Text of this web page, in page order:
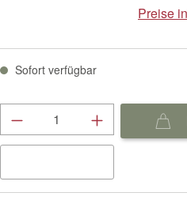
Preise
Sofort verfügbar
Produkt Anzahl: Gib